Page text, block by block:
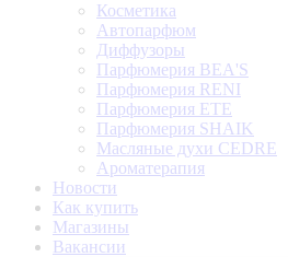
Косметика
Автопарфюм
Диффузоры
Парфюмерия BEA'S
Парфюмерия RENI
Парфюмерия ETE
Парфюмерия SHAIK
Масляные духи CEDRE
Ароматерапия
Новости
Как купить
Магазины
Вакансии